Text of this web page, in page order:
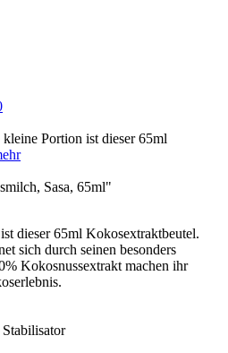
Portion ist dieser 65ml
Sasa, 65ml"
dieser 65ml Kokosextraktbeutel.
sich durch seinen besonders
Kokosnussextrakt machen ihr